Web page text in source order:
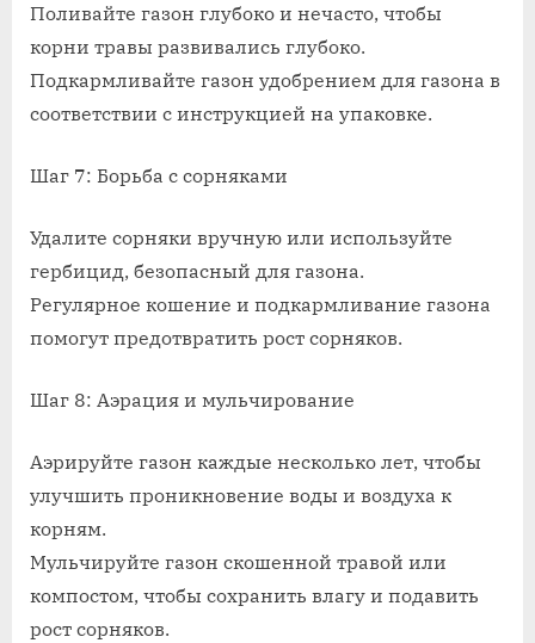
Поливайте газон глубоко и нечасто, чтобы
корни травы развивались глубоко.
Подкармливайте газон удобрением для газона в
соответствии с инструкцией на упаковке.
Шаг 7: Борьба с сорняками
Удалите сорняки вручную или используйте
гербицид, безопасный для газона.
Регулярное кошение и подкармливание газона
помогут предотвратить рост сорняков.
Шаг 8: Аэрация и мульчирование
Аэрируйте газон каждые несколько лет, чтобы
улучшить проникновение воды и воздуха к
корням.
Мульчируйте газон скошенной травой или
компостом, чтобы сохранить влагу и подавить
рост сорняков.